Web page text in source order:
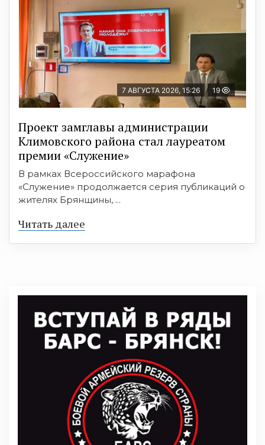
7 АВГУСТА 2026, 15:26 19
Проект замглавы администрации
Климовского района стал лауреатом
премии «Служение»
В рамках Всероссийского марафона
«Служение» продолжается серия публикаций о
жителях Брянщины, ...
Читать далее